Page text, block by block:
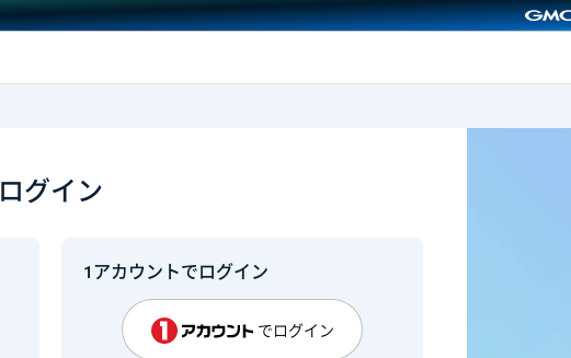
ログイン
1アカウントでログイン
でログイン